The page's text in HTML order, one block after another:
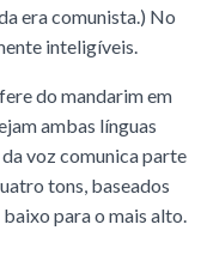
era comunista.) No
inteligíveis.
do mandarim em
ambas línguas
voz comunica parte
tons, baseados
para o mais alto.